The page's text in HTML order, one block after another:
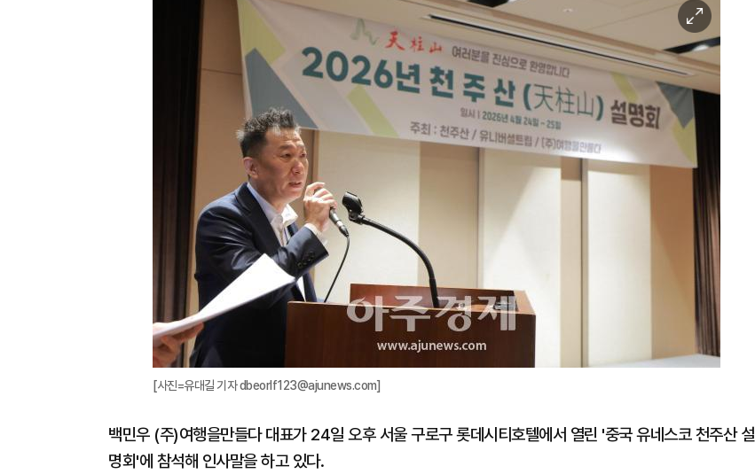
이
미
지
확
대
[사진=유대길 기자 dbeorlf123@ajunews.com]
백민우 (주)여행을만들다 대표가 24일 오후 서울 구로구 롯데시티호텔에서 열린 '중국 유네스코 천주산 설
명회'에 참석해 인사말을 하고 있다.